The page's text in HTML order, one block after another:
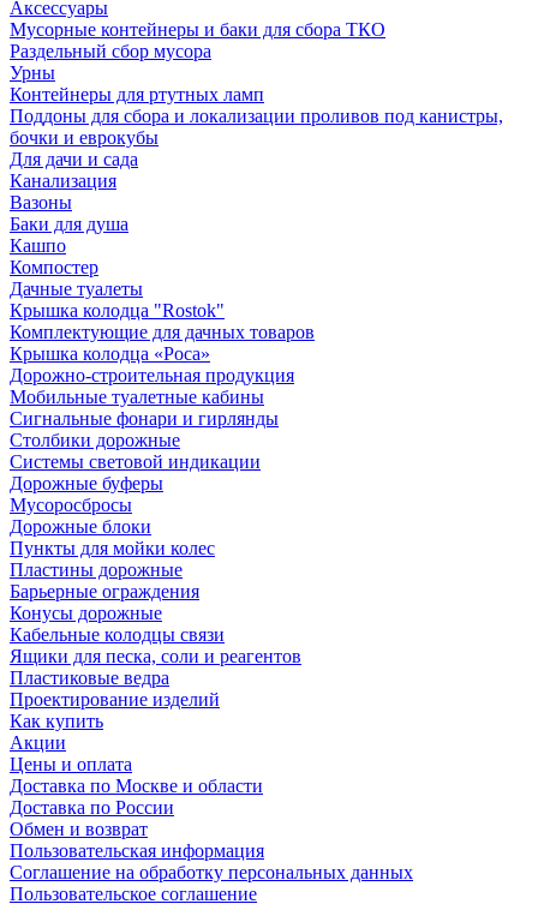
Аксессуары
Мусорные контейнеры и баки для сбора ТКО
Раздельный сбор мусора
Урны
Контейнеры для ртутных ламп
Поддоны для сбора и локализации проливов под канистры,
бочки и еврокубы
Для дачи и сада
Канализация
Вазоны
Баки для душа
Кашпо
Компостер
Дачные туалеты
Крышка колодца "Rostok"
Комплектующие для дачных товаров
Крышка колодца «Роса»
Дорожно-строительная продукция
Мобильные туалетные кабины
Сигнальные фонари и гирлянды
Столбики дорожные
Системы световой индикации
Дорожные буферы
Мусоросбросы
Дорожные блоки
Пункты для мойки колес
Пластины дорожные
Барьерные ограждения
Конусы дорожные
Кабельные колодцы связи
Ящики для песка, соли и реагентов
Пластиковые ведра
Проектирование изделий
Как купить
Акции
Цены и оплата
Доставка по Москве и области
Доставка по России
Обмен и возврат
Пользовательская информация
Соглашение на обработку персональных данных
Пользовательское соглашение